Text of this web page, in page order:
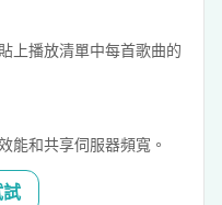
上播放清單中每首歌曲的
能和共享伺服器頻寬。